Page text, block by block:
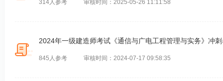
314人参考 审核时间：2025-05-26 11:11:58
2024年一级建造师考试《通信与广电工程管理与实务》冲
845人参考 审核时间：2024-07-17 09:58:35